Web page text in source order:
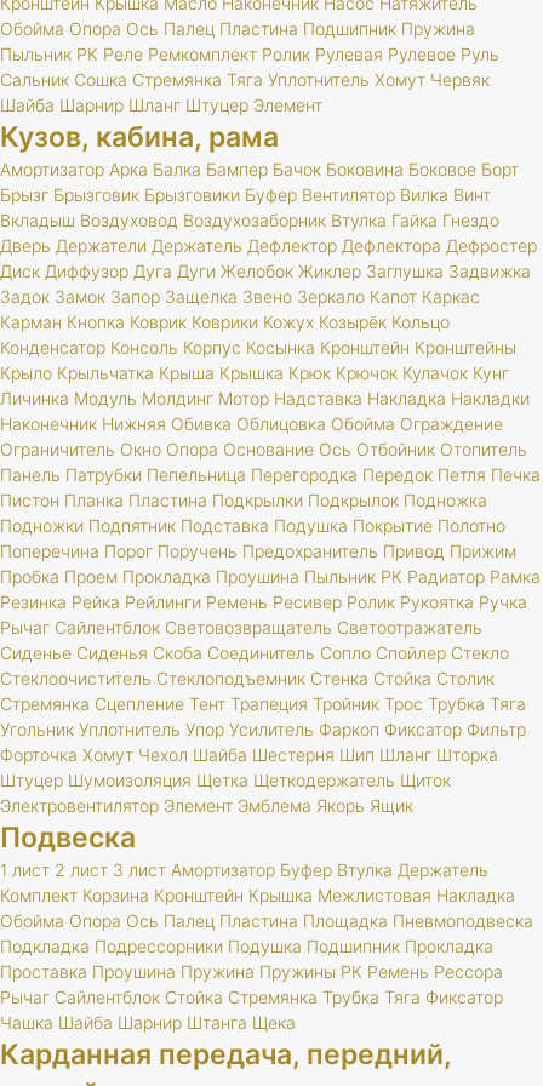
Обойма Опора Ось Палец Пластина Подшипник Пружина
Пыльник РК Реле Ремкомплект Ролик Рулевая Рулевое Руль
Сальник Сошка Стремянка Тяга Уплотнитель Хомут Червяк
Шайба Шарнир Шланг Штуцер Элемент
Кузов, кабина, рама
Амортизатор Арка Балка Бампер Бачок Боковина Боковое Борт
Брызг Брызговик Брызговики Буфер Вентилятор Вилка Винт
Вкладыш Воздуховод Воздухозаборник Втулка Гайка Гнездо
Дверь Держатели Держатель Дефлектор Дефлектора Дефростер
Диск Диффузор Дуга Дуги Желобок Жиклер Заглушка Задвижка
Задок Замок Запор Защелка Звено Зеркало Капот Каркас
Карман Кнопка Коврик Коврики Кожух Козырёк Кольцо
Конденсатор Консоль Корпус Косынка Кронштейн Кронштейны
Крыло Крыльчатка Крыша Крышка Крюк Крючок Кулачок Кунг
Личинка Модуль Молдинг Мотор Надставка Накладка Накладки
Наконечник Нижняя Обивка Облицовка Обойма Ограждение
Ограничитель Окно Опора Основание Ось Отбойник Отопитель
Панель Патрубки Пепельница Перегородка Передок Петля Печка
Пистон Планка Пластина Подкрылки Подкрылок Подножка
Подножки Подпятник Подставка Подушка Покрытие Полотно
Поперечина Порог Поручень Предохранитель Привод Прижим
Пробка Проем Прокладка Проушина Пыльник РК Радиатор Рамка
Резинка Рейка Рейлинги Ремень Ресивер Ролик Рукоятка Ручка
Рычаг Сайлентблок Световозвращатель Светоотражатель
Сиденье Сиденья Скоба Соединитель Сопло Спойлер Стекло
Стеклоочиститель Стеклоподъемник Стенка Стойка Столик
Стремянка Сцепление Тент Трапеция Тройник Трос Трубка Тяга
Угольник Уплотнитель Упор Усилитель Фаркоп Фиксатор Фильтр
Форточка Хомут Чехол Шайба Шестерня Шип Шланг Шторка
Штуцер Шумоизоляция Щетка Щеткодержатель Щиток
Электровентилятор Элемент Эмблема Якорь Ящик
Подвеска
1 лист 2 лист 3 лист Амортизатор Буфер Втулка Держатель
Комплект Корзина Кронштейн Крышка Межлистовая Накладка
Обойма Опора Ось Палец Пластина Площадка Пневмоподвеска
Подкладка Подрессорники Подушка Подшипник Прокладка
Проставка Проушина Пружина Пружины РК Ремень Рессора
Рычаг Сайлентблок Стойка Стремянка Трубка Тяга Фиксатор
Чашка Шайба Шарнир Штанга Щека
Карданная передача, передний,